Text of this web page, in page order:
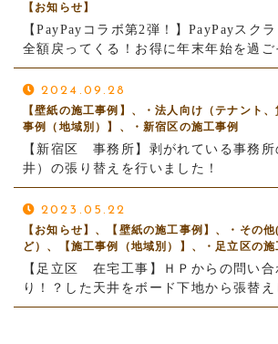
【お知らせ】
【PayPayコラボ第2弾！】PayPayスク
全額戻ってくる！お得に年末年始を過ご
2024.09.28
【壁紙の施工事例】、・法人向け（テナント
事例（地域別）】、・新宿区の施工事例
【新宿区 事務所】剥がれている事務所
井）の張り替えを行いました！
2023.05.22
【お知らせ】、【壁紙の施工事例】、・その
ど）、【施工事例（地域別）】、・足立区の施
【足立区 在宅工事】ＨＰからの問い
り！？した天井をボード下地から張替え